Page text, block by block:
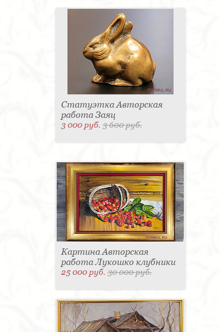
Статуэтка Авторская
работа Заяц
3 000 руб.3 600 руб.
Картина Авторская
работа Лукошко клубники
25 000 руб.30 000 руб.